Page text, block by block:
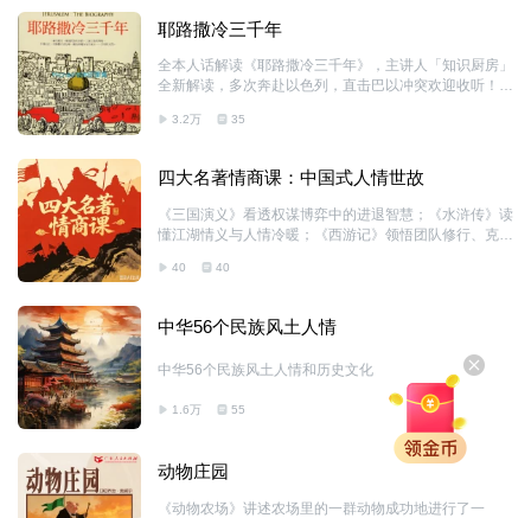
耶路撒冷三千年
全本人话解读《耶路撒冷三千年》，主讲人「知识厨房」
全新解读，多次奔赴以色列，直击巴以冲突欢迎收听！
太人还是基督徒或者是穆斯林，都相信耶路撒冷是上帝挑
了第一个人类 - 亚当。 这本书不仅仅是一本历史书，更
是一本帮助我们理解人类文明的经典，看完这本书我们了
解到犹太教，基督教和伊斯兰教是如何起源和发展的，更
好的理解犹太文明，希腊文明，罗马，波斯，阿拉伯文明
以及突厥文明的发展脉络，明白当今复杂的中东格局是是
如何形成的，阿以冲突将来又会走向何方。 请跟我们一
3.2万 35
四大名著情商课：中国式人情世故
《三国演义》看透权谋博弈中的进退智慧；《水浒传》读
懂江湖情义与人情冷暖；《西游记》领悟团队修行、克服
际周旋。四大名著不只是经典故事，更是一部鲜活的中国
析，从人物抉择、对话博弈、利害关系入手，拆解藏在文
字里的沟通心法、识人技巧、处事分寸。无论职场交往、
人际相处，还是自我心态修炼，都能从古今人物的得失之
中汲取经验，学会通透识人、稳重行事，在现实生活中从
40 40
中华56个民族风土人情
中华56个民族风土人情和历史文化
1.6万 55
动物庄园
《动物农场》讲述农场里的一群动物成功地进行了一